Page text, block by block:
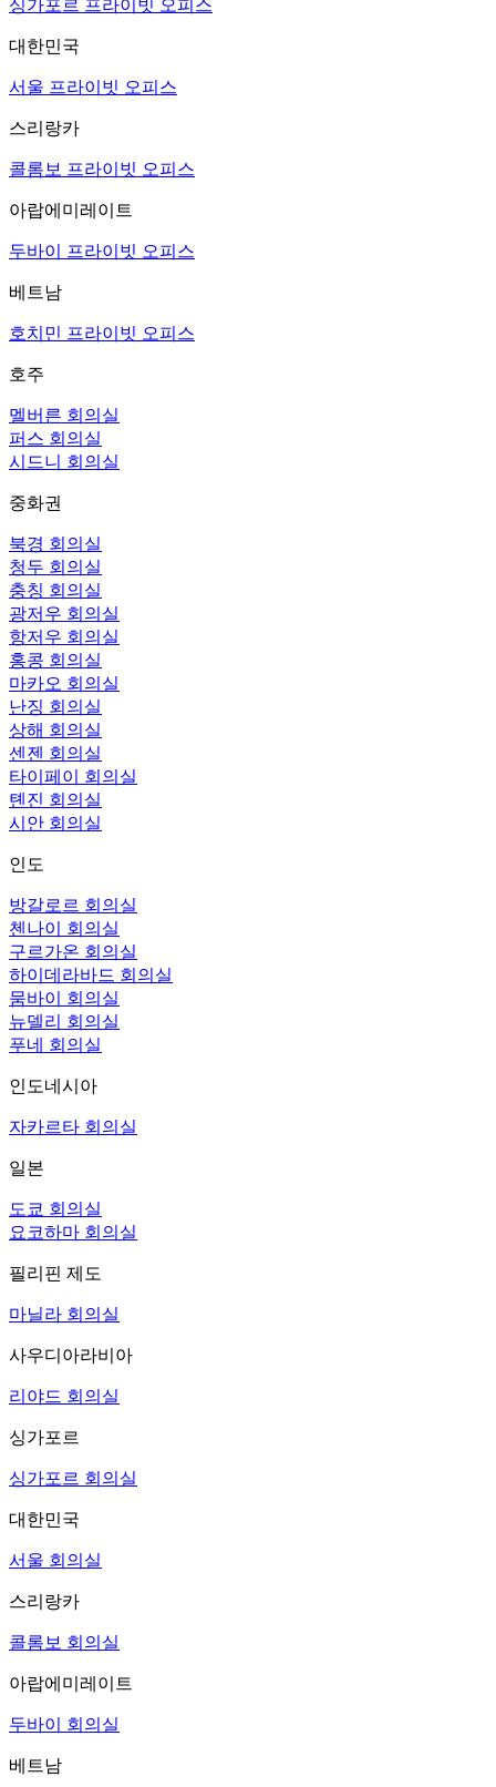
싱가포르 프라이빗 오피스
대한민국
서울 프라이빗 오피스
스리랑카
콜롬보 프라이빗 오피스
아랍에미레이트
두바이 프라이빗 오피스
베트남
호치민 프라이빗 오피스
호주
멜버른 회의실
퍼스 회의실
시드니 회의실
중화권
북경 회의실
청두 회의실
충칭 회의실
광저우 회의실
항저우 회의실
홍콩 회의실
마카오 회의실
난징 회의실
상해 회의실
센젠 회의실
타이페이 회의실
톈진 회의실
시안 회의실
인도
방갈로르 회의실
첸나이 회의실
구르가온 회의실
하이데라바드 회의실
뭄바이 회의실
뉴델리 회의실
푸네 회의실
인도네시아
자카르타 회의실
일본
도쿄 회의실
요코하마 회의실
필리핀 제도
마닐라 회의실
사우디아라비아
리야드 회의실
싱가포르
싱가포르 회의실
대한민국
서울 회의실
스리랑카
콜롬보 회의실
아랍에미레이트
두바이 회의실
베트남